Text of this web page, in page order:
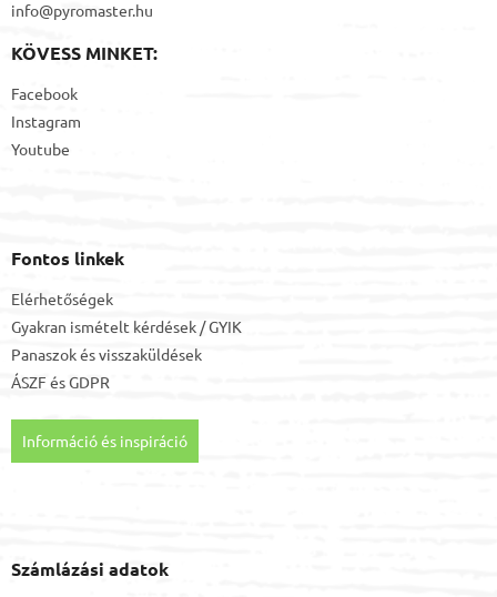
info@pyromaster.hu
KÖVESS MINKET:
Facebook
Instagram
Youtube
Fontos linkek
Elérhetőségek
Gyakran ismételt kérdések / GYIK
Panaszok és visszaküldések
ÁSZF ésGDPR
Információ és inspiráció
Számlázási adatok